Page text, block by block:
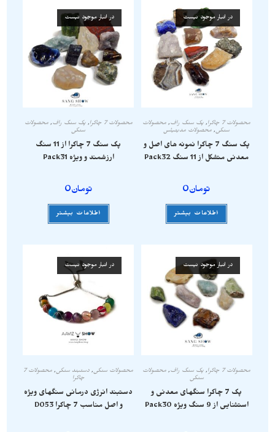
در انبار موجود نیست
محصولات 7 چاکرا , پک سنگ راف, محصولات
سنگی, محصولات مدیتیشن
پک سنگ 7 چاکرا نمونه های اصل و
معدنی متشکل از 11 سنگ Pack32
تومان0
اطلاعات بیشتر
در انبار موجود نیست
محصولات 7 چاکرا ,پک سنگ راف,محصولات
سنگی
پک سنگ 7 چاکرا از 11 سنگ
ارزشمند و ویژه Pack31
تومان0
اطلاعات بیشتر
در انبار موجود نیست
محصولات 7 چاکرا , پک سنگ راف, محصولات
سنگی
پک 7 چاکرا سنگهای معدنی و
استثنایی از 9 سنگ ویژه Pack30
در انبار موجود نیست
محصولات سنگی, دستبند سنگی,
محصولات 7
چاکرا
دستبند انرژی درمانی سنگهای ویژه
و اصل مناسب 7 چاکرا D053